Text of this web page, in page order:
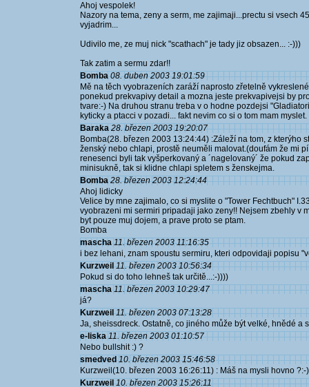
Ahoj vespolek!
Nazory na tema, zeny a serm, me zajimaji...prectu si vsech
vyjadrim...
Udivilo me, ze muj nick "scathach" je tady jiz obsazen... :-)))
Tak zatim a sermu zdar!!
Bomba 08. duben 2003 19:01:59
Mě na těch vyobrazeních zaráží naprosto zřetelně
ponekud prekvapivy detail a mozna jeste prekvapivejsi by
tvare:-) Na druhou stranu treba v o hodne pozdejsi
kyticky a ptacci v pozadi... fakt nevim co si o tom mam myslet.
Baraka 28. březen 2003 19:20:07
Bomba(28. březen 2003 13:24:44) :Záleží na tom, z
ženský nebo chlapi, prostě neuměli malovat.(doufám že mi
renesenci byli tak vyšperkovaný a ´nagelovaný´ že pokud
minisukně, tak si klidne chlapi spletem s ženskejma.
Bomba 28. březen 2003 12:24:44
Ahoj lidicky
Velice by mne zajimalo, co si myslite o "Tower Fechtbuch"
vyobrazeni mi sermiri pripadaji jako zeny!! Nejsem zbehly v
byt pouze muj dojem, a prave proto se ptam.
Bomba
mascha 11. březen 2003 11:16:35
i bez lehani, znam spoustu sermiru, kteri odpovidaji popisu
Kurzweil 11. březen 2003 10:56:34
Pokud si do toho lehneš tak určitě...:-))))
mascha 11. březen 2003 10:29:47
já?
Kurzweil 11. březen 2003 07:13:28
Ja, sheissdreck. Ostatně, co jiného může být velké, hnědé a
e-liska 11. březen 2003 01:10:57
Nebo bullshit :) ?
smedved 10. březen 2003 15:46:58
Kurzweil(10. březen 2003 16:26:11) : Máš na mysli hovno ?:-)
Kurzweil 10. březen 2003 15:26:11